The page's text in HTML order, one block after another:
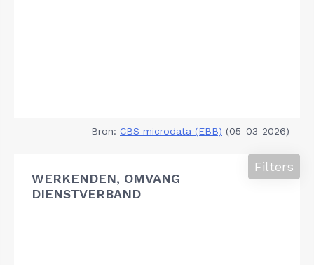
Bron: CBS microdata (EBB) (05-03-2026)
WERKENDEN, OMVANG
DIENSTVERBAND
Filters